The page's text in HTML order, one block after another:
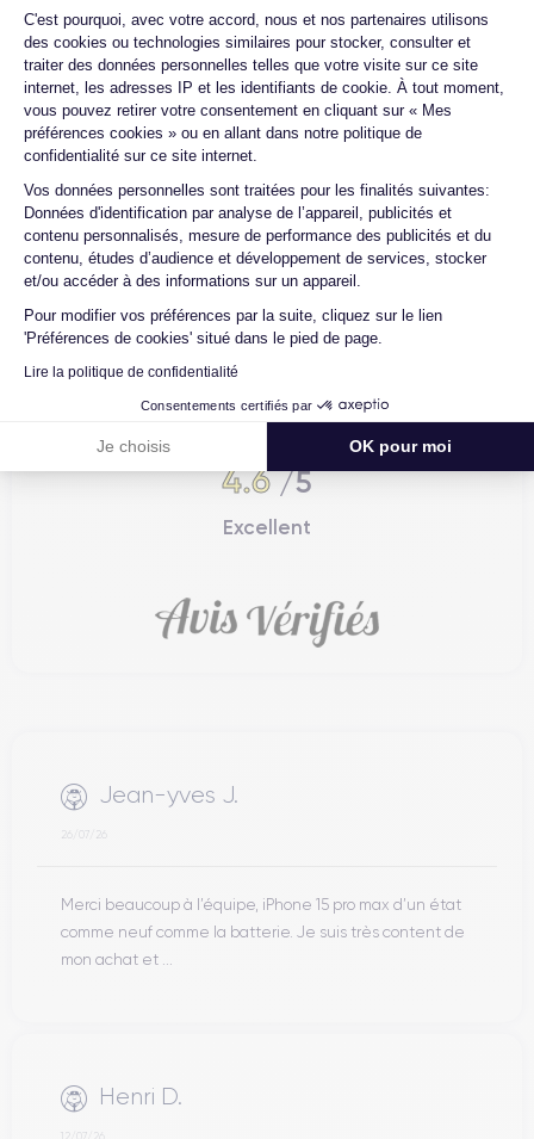
Plateforme de Gestion du
C'est pourquoi, avec votre accord, nous et nos partenaires utilisons
des cookies ou technologies similaires pour stocker, consulter et
traiter des données personnelles telles que votre visite sur ce site
internet, les adresses IP et les identifiants de cookie. À tout moment,
vous pouvez retirer votre consentement en cliquant sur « Mes
préférences cookies » ou en allant dans notre politique de
confidentialité sur ce site internet.
Vos données personnelles sont traitées pour les finalités suivantes:
Données d'identification par analyse de l’appareil, publicités et
contenu personnalisés, mesure de performance des publicités et du
contenu, études d’audience et développement de services, stocker
et/ou accéder à des informations sur un appareil.
Pour modifier vos préférences par la suite, cliquez sur le lien
'Préférences de cookies' situé dans le pied de page.
Lire la politique de confidentialité
Consentements certifiés par
Je choisis OK pour moi
Axeptio consent
Avec
Certideal est en tête des sites de
4.6/5
Excellent
Jean-yves J.
26/07/26
Merci beaucoup à l’équipe, iPhone 15 pro max d’un état
comme neuf comme la batterie. Je suis très content de
mon achat et ...
Henri D.
12/07/26